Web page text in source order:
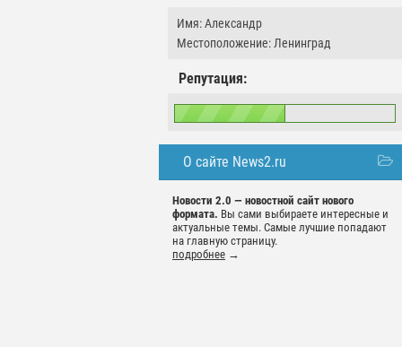
Имя: Александр
Местоположение: Ленинград
Репутация:
О сайте News2.ru
Новости 2.0 — новостной сайт нового
формата. Вы сами выбираете интересные и
актуальные темы. Самые лучшие попадают
на главную страницу.
подробнее →